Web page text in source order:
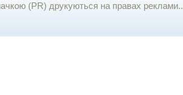
(PR) друкуються на правах реклами..